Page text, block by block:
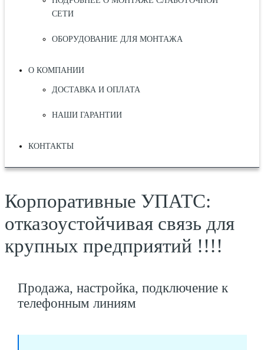
СЕТИ
ОБОРУДОВАНИЕ ДЛЯ МОНТАЖА
О КОМПАНИИ
ДОСТАВКА И ОПЛАТА
НАШИ ГАРАНТИИ
КОНТАКТЫ
Корпоративные УПАТС:
отказоустойчивая связь для
крупных предприятий !!!!
Продажа, настройка, подключение к
телефонным линиям